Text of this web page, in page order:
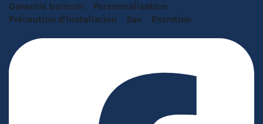
Garantie barnum
Personnalisation
Précaution d'installation
Sav Entretien